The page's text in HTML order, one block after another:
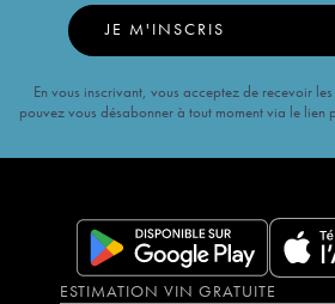
JE M'INSCRIS
En vous inscrivant, vous acceptez de recevoir
pouvez vous désabonner à tout moment via le lien
ESTIMATION VIN GRATUITE